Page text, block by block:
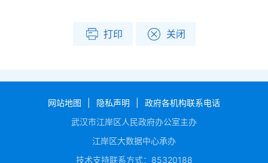
打印 关闭
网站地图 隐私声明
政府各机构联系电话
武汉市江岸区人民政府办公室主办
江岸区大数据中心承办
技术支持联系方式：85320188